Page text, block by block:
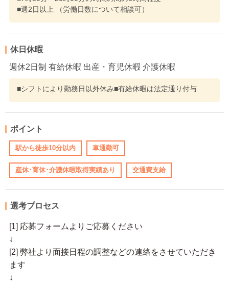
■週2日以上 （労働日数について相談可）
休日休暇
週休2日制 有給休暇 出産・育児休暇 介護休暇
■シフトにより勤務日以外休み■有給休暇は法定通り付与
ポイント
駅から徒歩10分以内 車通勤可
産休･育休･介護休暇取得実績あり 交通費支給
選考プロセス
[1] 応募フォームよりご応募ください
↓
[2] 弊社より面接日程の調整などの連絡をさせていただき
ます
↓